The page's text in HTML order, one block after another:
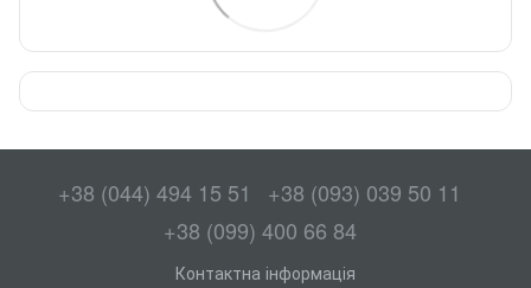
+38 (044) 494 15 51
+38 (093) 039 50 11
+38 (099) 400 66 84
Контактна інформація